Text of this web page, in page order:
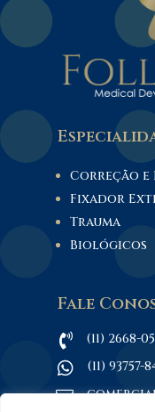
Correção e
Fixador
Trauma
Biológicos
Fale
 (11) 2668-
 (11) 93757-
